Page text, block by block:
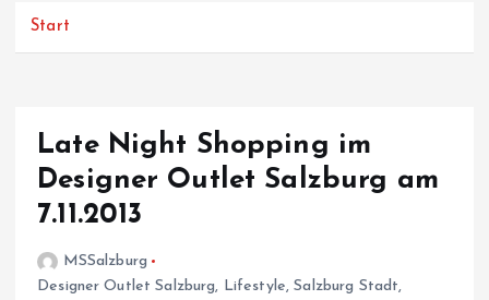
Start
Late Night Shopping im
Designer Outlet Salzburg am
7.11.2013
MSSalzburg
Designer Outlet Salzburg, Lifestyle,Salzburg Stadt,